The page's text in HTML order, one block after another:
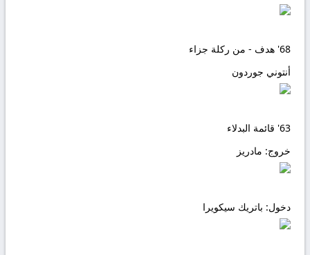
68' هدف - من ركلة جزاء
أنتوني جوردون
63' قائمة البدلاء
خروج: مادريز
دخول: باتريك سيكويرا